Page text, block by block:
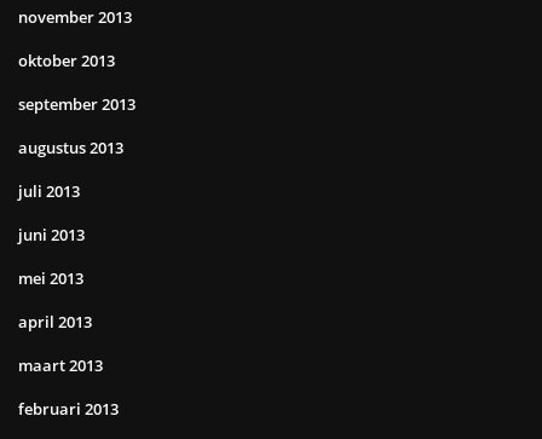
november 2013
oktober 2013
september 2013
augustus 2013
juli 2013
juni 2013
mei 2013
april 2013
maart 2013
februari 2013